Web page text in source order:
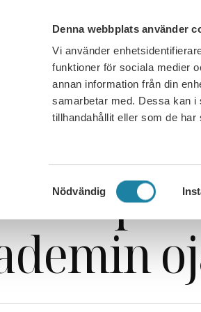
Denna webbplats använder
Vi använder
funktioner för sociala medier
annan information från din
samarbetar med. Dessa kan i
tillhandahållit eller som de
Samtyckesval
Nödvändig